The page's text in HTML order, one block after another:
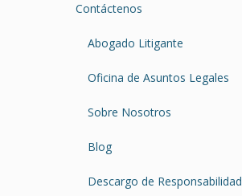
Contáctenos
Abogado Litigante
Oficina de Asuntos Legales
Sobre Nosotros
Blog
Descargo de Responsabilidad